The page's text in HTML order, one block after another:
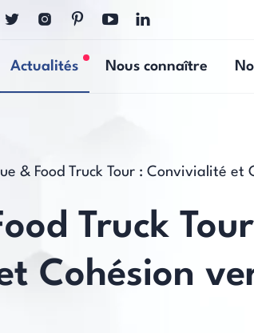
Actualités Nouvelles actualités
Nous connaître
& Food Truck Tour : Convivialité et
Truck
Cohésion